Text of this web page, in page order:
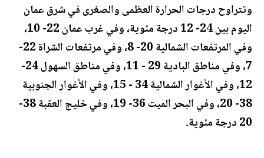
وتتراوح درجات الحرارة العظمى والصغرى في شرق عمان
اليوم بين 24- 12 درجة مئوية، وفي غرب عمان 22- 10،
وفي المرتفعات الشمالية 20- 8، وفي مرتفعات الشراة 22-
7، وفي مناطق البادية 29 - 11، وفي مناطق السهول 24-
12، وفي الأغوار الشمالية 34 - 15، وفي الأغوار الجنوبية
38- 20، وفي البحر الميت 36- 19، وفي خليج العقبة 38-
20 درجة مئوية.